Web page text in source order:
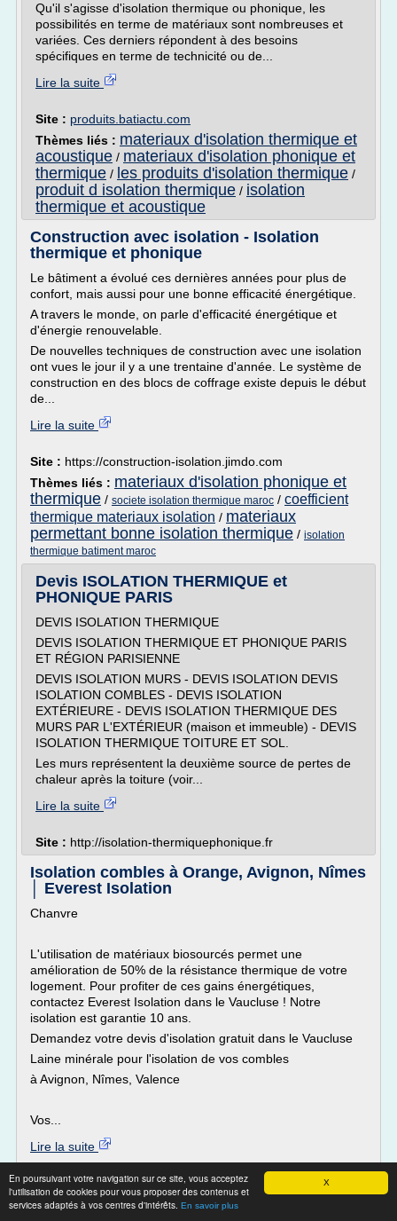
X
En poursuivant votre navigation sur ce site, vous acceptez
l'utilisation de cookies pour vous proposer des contenus et
services adaptés à vos centres d'intérêts. En savoir plus
Qu'il s'agisse d'isolation thermique ou phonique, les
possibilités en terme de matériaux sont nombreuses et
variées. Ces derniers répondent à des besoins
spécifiques en terme de technicité ou de...
Lire la suite
Site : produits.batiactu.com
Thèmes liés : materiaux d'isolation thermique et
acoustique / materiaux d'isolation phonique et
thermique / les produits d'isolation thermique /
produit d isolation thermique / isolation
thermique et acoustique
Construction avec isolation - Isolation
thermique et phonique
Le bâtiment a évolué ces dernières années pour plus de
confort, mais aussi pour une bonne efficacité énergétique.
A travers le monde, on parle d'efficacité énergétique et
d'énergie renouvelable.
De nouvelles techniques de construction avec une isolation
ont vues le jour il y a une trentaine d'année. Le système de
construction en des blocs de coffrage existe depuis le début
de...
Lire la suite
Site : https://construction-isolation.jimdo.com
Thèmes liés : materiaux d'isolation phonique et
thermique / societe isolation thermique maroc / coefficient
thermique materiaux isolation / materiaux
permettant bonne isolation thermique / isolation
thermique batiment maroc
Devis ISOLATION THERMIQUE et
PHONIQUE PARIS
DEVIS ISOLATION THERMIQUE
DEVIS ISOLATION THERMIQUE ET PHONIQUE PARIS
ET RÉGION PARISIENNE
DEVIS ISOLATION MURS - DEVIS ISOLATION DEVIS
ISOLATION COMBLES - DEVIS ISOLATION
EXTÉRIEURE - DEVIS ISOLATION THERMIQUE DES
MURS PAR L'EXTÉRIEUR (maison et immeuble) - DEVIS
ISOLATION THERMIQUE TOITURE ET SOL.
Les murs représentent la deuxième source de pertes de
chaleur après la toiture (voir...
Lire la suite
Site : http://isolation-thermiquephonique.fr
Isolation combles à Orange, Avignon, Nîmes
│ Everest Isolation
Chanvre
L'utilisation de matériaux biosourcés permet une
amélioration de 50% de la résistance thermique de votre
logement. Pour profiter de ces gains énergétiques,
contactez Everest Isolation dans le Vaucluse ! Notre
isolation est garantie 10 ans.
Demandez votre devis d'isolation gratuit dans le Vaucluse
Laine minérale pour l'isolation de vos combles
à Avignon, Nîmes, Valence
Vos...
Lire la suite
Site :http://everestisolation.fr
Thèmes liés :materiaux d'isolation phonique et